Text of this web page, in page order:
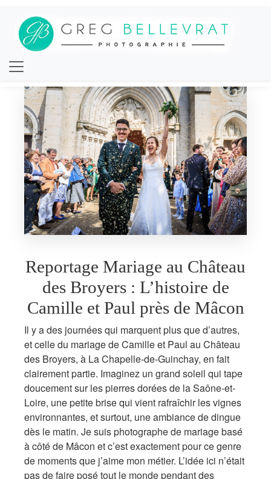
Reportage Mariage au Château
des Broyers : L’histoire de
Camille et Paul près de Mâcon
Il y a des journées qui marquent plus que d’autres,
et celle du mariage de Camille et Paul au Château
des Broyers, à La Chapelle-de-Guinchay, en fait
clairement partie. Imaginez un grand soleil qui tape
doucement sur les pierres dorées de la Saône-et-
Loire, une petite brise qui vient rafraîchir les vignes
environnantes, et surtout, une ambiance de dingue
dès le matin. Je suis photographe de mariage basé
à côté de Mâcon et c’est exactement pour ce genre
de moments que j’aime mon métier. L’idée ici n’était
pas de faire posé tout le monde pendant des